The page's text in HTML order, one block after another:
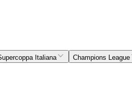
Italiana Champions League